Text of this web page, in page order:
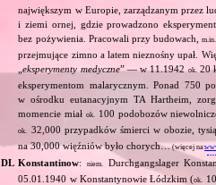
największym w Europie, zarządzanym przez
i ziemi ornej, gdzie prowadzono
bez pożywienia. Pracowali przy budowach,m.in.
przejmujące zimno a latem nieznośny upał.
„eksperymenty medyczne” — w 11.1942 ok. 20
eksperymentom malarycznym. Ponad 750
w ośrodku eutanacyjnym TA Hartheim,
momencie miałok. 100 podobozów
ok. 32,000 przypadków śmierci w obozie,
na 30,000 więźniów było chorych…(więcej na:
DL Konstantinow: niem. Durchgangslager
05.01.1940 w Konstantynowie Łódzkim (ok.